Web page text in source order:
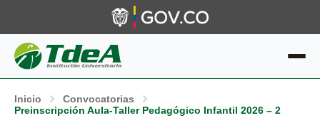
Inicio
Convocatorias
Preinscripción Aula-Taller Pedagógico Infantil 2026 – 2